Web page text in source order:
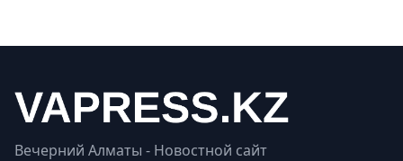
Вечерний Алматы - Новостной сайт